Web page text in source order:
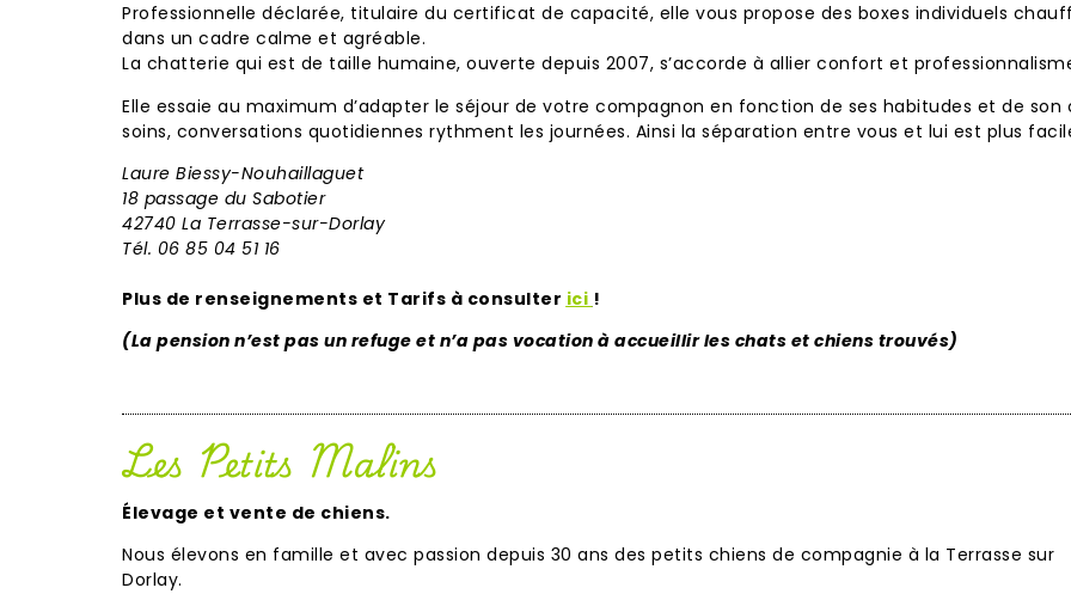
Professionnelle déclarée, titulaire du certificat de capacité, elle vous propose des boxes individuels
dans un cadre calme et agréable.
La chatterie qui est de taille humaine, ouverte depuis 2007, s’accorde à allier confort et
Elle essaie au maximum d’adapter le séjour de votre compagnon en fonction de ses habitudes et de
soins, conversations quotidiennes rythment les journées. Ainsi la séparation entre vous et lui est plus
Laure Biessy-Nouhaillaguet
18 passage du Sabotier
42740 La Terrasse-sur-Dorlay
Tél. 06 85 04 51 16
Plus de renseignements et Tarifs à consulter ici !
(La pension n’est pas un refuge et n’a pas vocation à accueillir les chats et chiens trouvés)
Les Petits Malins
Élevage et vente de chiens.
Nous élevons en famille et avec passion depuis 30 ans des petits chiens de compagnie à la Terrasse sur
Dorlay.